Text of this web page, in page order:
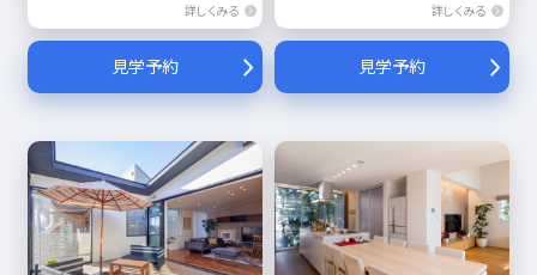
詳しくみる
見学予約
詳しくみる
見学予約